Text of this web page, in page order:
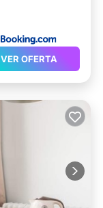
VER OFERTA